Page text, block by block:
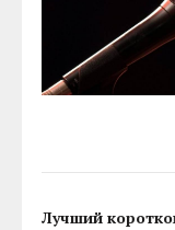
Лучший